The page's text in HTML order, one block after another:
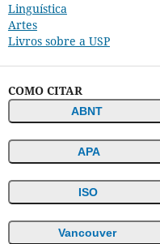
Linguística
Artes
Livros sobre a USP
COMO CITAR
ABNT
APA
ISO
Vancouver